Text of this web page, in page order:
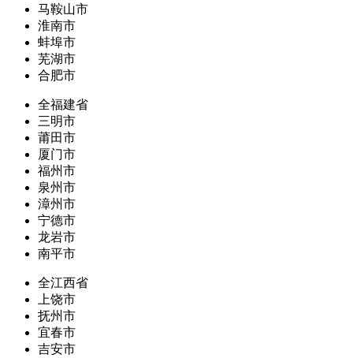
马鞍山市
淮南市
蚌埠市
芜湖市
合肥市
全福建省
三明市
莆田市
厦门市
福州市
泉州市
漳州市
宁德市
龙岩市
南平市
全江西省
上饶市
抚州市
宜春市
吉安市